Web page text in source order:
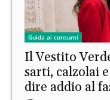
Guida ai consumi
Il Vestito
sarti, calzolai
dire addio al